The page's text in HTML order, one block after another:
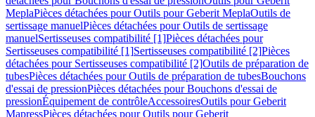
MeplaPièces détachées pour Outils pour Geberit MeplaOutils de
sertissage manuelPièces détachées pour Outils de sertissage
manuelSertisseuses compatibilité [1]Pièces détachées pour
Sertisseuses compatibilité [1]Sertisseuses compatibilité [2]Pièces
détachées pour Sertisseuses compatibilité [2]Outils de préparation de
tubesPièces détachées pour Outils de préparation de tubesBouchons
d'essai de pressionPièces détachées pour Bouchons d'essai de
pressionÉquipement de contrôleAccessoiresOutils pour Geberit
MapressPièces détachées pour Outils pour Geberit